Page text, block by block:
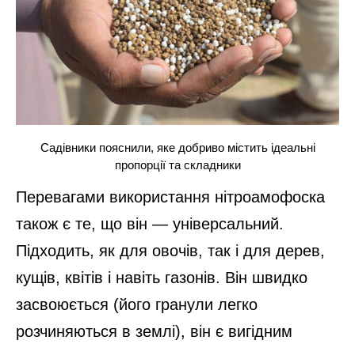
Садівники пояснили, яке добриво містить ідеальні
пропорції та складники
Перевагами використання нітроамофоска
також є те, що він — універсальний.
Підходить, як для овочів, так і для дерев,
кущів, квітів і навіть газонів. Він швидко
засвоюється (його гранули легко
розчиняються в землі), він є вигідним